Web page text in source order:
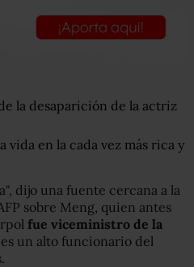
la desaparición de la actriz
vida en la cada vez más rica y
dijo una fuente cercana a la
sobre Meng, quien antes
fue viceministro de la
un alto funcionario del